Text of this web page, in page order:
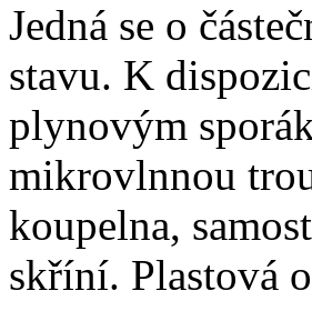
Jedná se o
stavu. K
plynovým
mikrovlnnou
koupelna,
skříní. Plastová